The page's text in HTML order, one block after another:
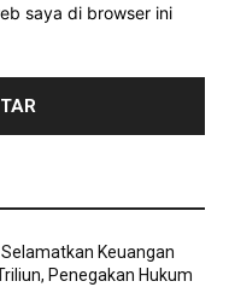
saya di browser ini
Keuangan
Penegakan Hukum